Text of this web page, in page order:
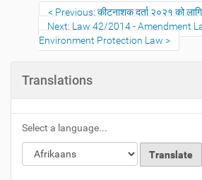
Previous: कीटनाशक दर्ता २०२१ को
Next: Law 42/2014 - Amendment
Environment Protection Law
Translations
Select a language...